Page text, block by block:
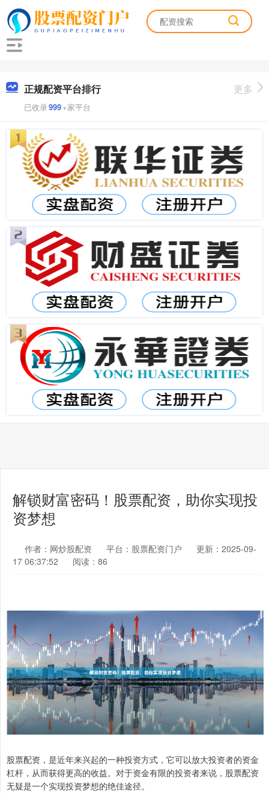
正规配资平台排行
已收录999+家平台
更多
解锁财富密码！股票配资，助你实现投
资梦想
作者：网炒股配资 平台：股票配资门户
更新：2025-09-
17 06:37:52
阅读：86
股票配资，是近年来兴起的一种投资方式，它可以放大投资者的资金
杠杆，从而获得更高的收益。对于资金有限的投资者来说，股票配资
无疑是一个实现投资梦想的绝佳途径。